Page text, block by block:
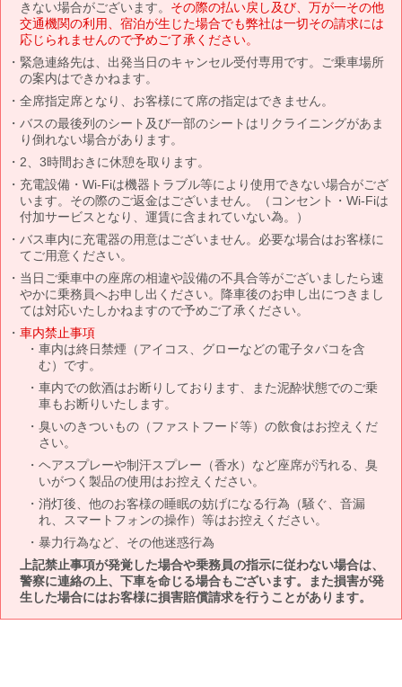
きない場合がございます。 その際の払い戻し及び、万が一その他
交通機関の利用、宿泊が生じた場合でも弊社は一切その請求には
応じられませんので予めご了承ください。
緊急連絡先は、出発当日のキャンセル受付専用です。ご乗車場所
の案内はできかねます。
全席指定席となり、お客様にて席の指定はできません。
バスの最後列のシート及び一部のシートはリクライニングがあま
り倒れない場合があります。
2、3時間おきに休憩を取ります。
充電設備・Wi-Fiは機器トラブル等により使用できない場合がござ
います。その際のご返金はございません。（コンセント・Wi-Fiは
付加サービスとなり、運賃に含まれていない為。）
バス車内に充電器の用意はございません。必要な場合はお客様に
てご用意ください。
当日ご乗車中の座席の相違や設備の不具合等がございましたら速
やかに乗務員へお申し出ください。降車後のお申し出につきまし
ては対応いたしかねますので予めご了承ください。
車内禁止事項
車内は終日禁煙（アイコス、グローなどの電子タバコを含
む）です。
車内での飲酒はお断りしております、また泥酔状態でのご乗
車もお断りいたします。
臭いのきついもの（ファストフード等）の飲食はお控えくだ
さい。
ヘアスプレーや制汗スプレー（香水）など座席が汚れる、臭
いがつく製品の使用はお控えください。
消灯後、他のお客様の睡眠の妨げになる行為（騒ぐ、音漏
れ、スマートフォンの操作）等はお控えください。
暴力行為など、その他迷惑行為
上記禁止事項が発覚した場合や乗務員の指示に従わない場合は、
警察に連絡の上、下車を命じる場合もございます。また損害が発
生した場合にはお客様に損害賠償請求を行うことがあります。